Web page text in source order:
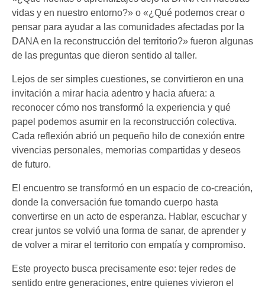
vidas y en nuestro entorno?» o «¿Qué podemos crear o
pensar para ayudar a las comunidades afectadas por la
DANA en la reconstrucción del territorio?» fueron algunas
de las preguntas que dieron sentido al taller.
Lejos de ser simples cuestiones, se convirtieron en una
invitación a mirar hacia adentro y hacia afuera: a
reconocer cómo nos transformó la experiencia y qué
papel podemos asumir en la reconstrucción colectiva.
Cada reflexión abrió un pequeño hilo de conexión entre
vivencias personales, memorias compartidas y deseos
de futuro.
El encuentro se transformó en un espacio de co-creación,
donde la conversación fue tomando cuerpo hasta
convertirse en un acto de esperanza. Hablar, escuchar y
crear juntos se volvió una forma de sanar, de aprender y
de volver a mirar el territorio con empatía y compromiso.
Este proyecto busca precisamente eso: tejer redes de
sentido entre generaciones, entre quienes vivieron el